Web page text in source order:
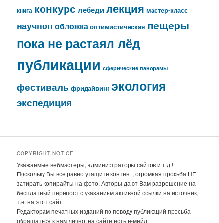
книга конкурс лебеди лекция мастер-класс
научпоп обложка оптимистическая пещеры
пока не растаял лёд
публикации сферические панорамы
фестиваль фридайвинг экология
экспедиция
COPYRIGHT NOTICE
Уважаемые вебмастеры, администраторы сайтов и т.д.!
Поскольку Вы все равно утащите контент, огромная просьба НЕ
затирать копирайты на фото. Авторы дают Вам разрешение на
бесплатный перепост с указанием активной ссылки на источник,
т.е. на этот сайт.
Редакторам печатных изданий по поводу публикаций просьба
обращаться к нам лично; на сайте есть е-мейл.